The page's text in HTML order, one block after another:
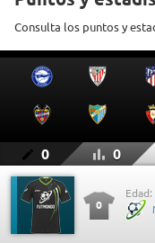
Consulta los puntos y
0 0
0
Edad: